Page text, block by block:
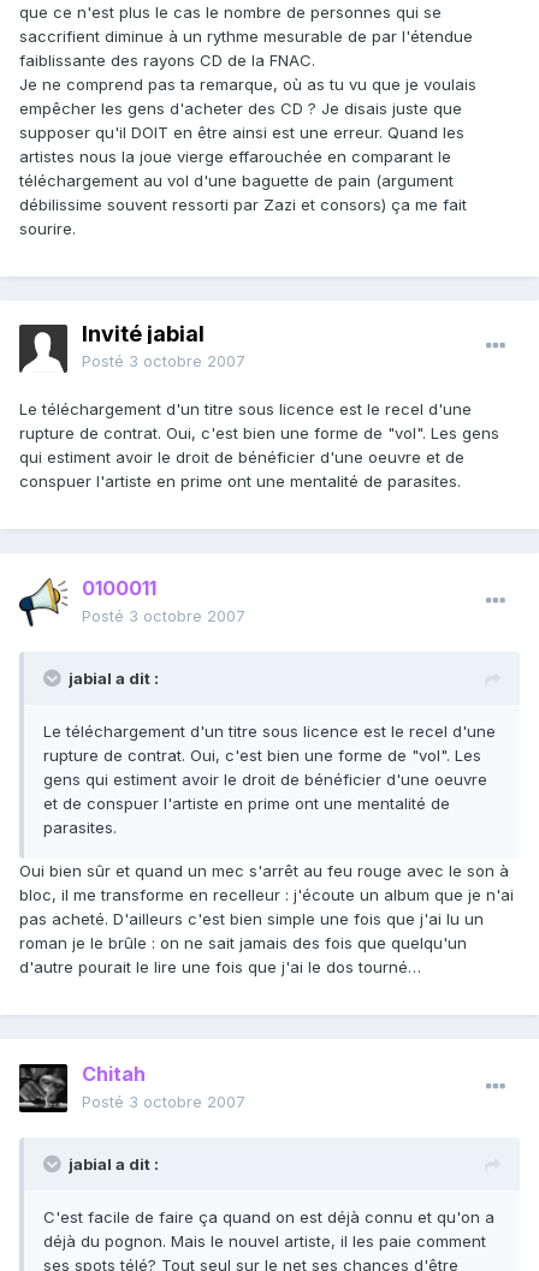
que ce n'est plus le cas le nombre de personnes qui se
saccrifient diminue à un rythme mesurable de par l'étendue
faiblissante des rayons CD de la FNAC.
Je ne comprend pas ta remarque, où as tu vu que je voulais
empêcher les gens d'acheter des CD ? Je disais juste que
supposer qu'il DOIT en être ainsi est une erreur. Quand les
artistes nous la joue vierge effarouchée en comparant le
téléchargement au vol d'une baguette de pain (argument
débilissime souvent ressorti par Zazi et consors) ça me fait
sourire.
Invité jabial
Posté 3 octobre 2007
Le téléchargement d'un titre sous licence est le recel d'une
rupture de contrat. Oui, c'est bien une forme de "vol". Les gens
qui estiment avoir le droit de bénéficier d'une oeuvre et de
conspuer l'artiste en prime ont une mentalité de parasites.
0100011
Posté 3 octobre 2007
jabial a dit :
Le téléchargement d'un titre sous licence est le recel d'une
rupture de contrat. Oui, c'est bien une forme de "vol". Les
gens qui estiment avoir le droit de bénéficier d'une oeuvre
et de conspuer l'artiste en prime ont une mentalité de
parasites.
Oui bien sûr et quand un mec s'arrêt au feu rouge avec le son à
bloc, il me transforme en recelleur : j'écoute un album que je n'ai
pas acheté. D'ailleurs c'est bien simple une fois que j'ai lu un
roman je le brûle : on ne sait jamais des fois que quelqu'un
d'autre pourait le lire une fois que j'ai le dos tourné…
Chitah
Posté 3 octobre 2007
jabial a dit :
C'est facile de faire ça quand on est déjà connu et qu'on a
déjà du pognon. Mais le nouvel artiste, il les paie comment
ses spots télé? Tout seul sur le net ses chances d'être